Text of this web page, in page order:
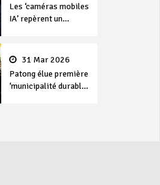
Les ‘caméras mobiles
IA’ repèrent un
séjour31 Mar 2026
Patong élue première
‘municipalité durable’